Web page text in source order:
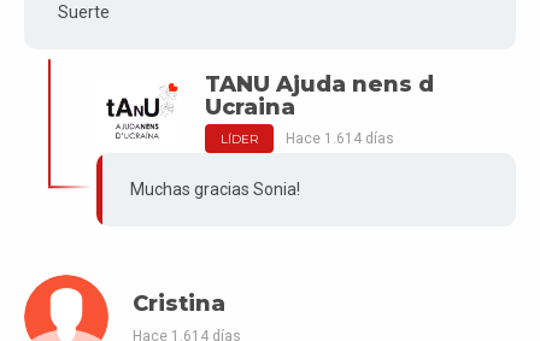
Suerte
TANU Ajuda nens d
Ucraina
LÍDER Hace 1.614 días
Muchas gracias Sonia!
Cristina
Hace 1.614 días